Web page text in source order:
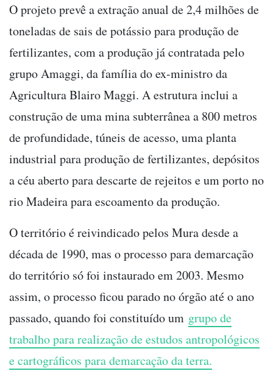
O projeto prevê a extração anual de 2,4 milhões de
toneladas de sais de potássio para produção de
fertilizantes, com a produção já contratada pelo
grupo Amaggi, da família do ex-ministro da
Agricultura Blairo Maggi. A estrutura inclui a
construção de uma mina subterrânea a 800 metros
de profundidade, túneis de acesso, uma planta
industrial para produção de fertilizantes, depósitos
a céu aberto para descarte de rejeitos e um porto no
rio Madeira para escoamento da produção.
O território é reivindicado pelos Mura desde a
década de 1990, mas o processo para demarcação
do território só foi instaurado em 2003. Mesmo
assim, o processo ficou parado no órgão até o ano
passado, quando foi constituído um grupo de
trabalho para realização de estudos antropológicos
e cartográficos para demarcação da terra.